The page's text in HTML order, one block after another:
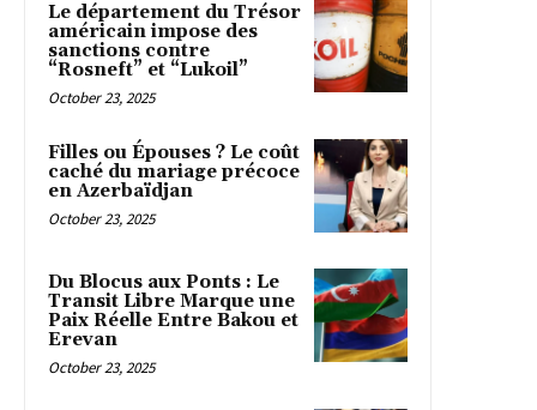
Le département du Trésor
américain impose des
sanctions contre
“Rosneft” et “Lukoil”
October 23, 2025
Filles ou Épouses ? Le coût
caché du mariage précoce
en Azerbaïdjan
October 23, 2025
Du Blocus aux Ponts : Le
Transit Libre Marque une
Paix Réelle Entre Bakou et
Erevan
October 23, 2025